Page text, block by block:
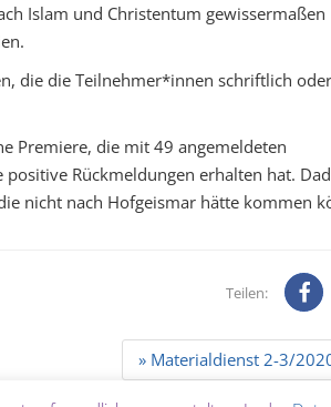
Islam und Christentum gewissermaßen
die die Teilnehmer*innen schriftlich oder
Premiere, die mit 49 angemeldeten
Rückmeldungen erhalten hat.
nicht nach Hofgeismar hätte kommen
Teilen:
» Materialdienst 2-3/